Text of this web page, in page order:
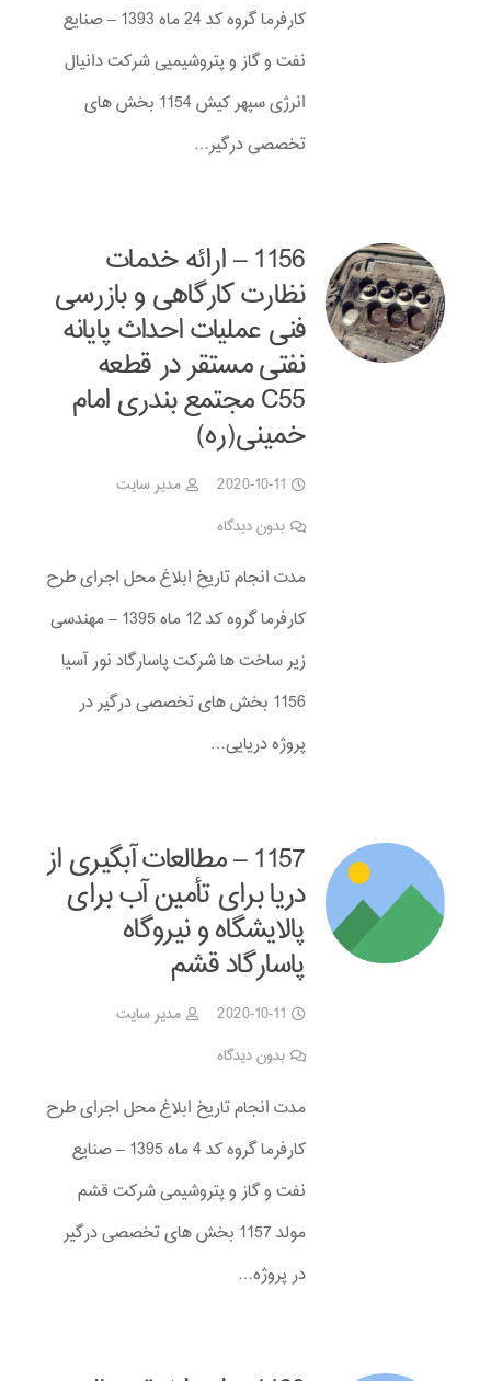
کارفرما گروه کد 24 ماه 1393 – صنایع
نفت و گاز و پتروشیمیی شرکت دانیال
انرژی سپهر کیش 1154 بخش های
تخصصی درگیر…
1156 – ارائه خدمات
نظارت کارگاهی و بازرسی
فنی عملیات احداث پایانه
نفتی مستقر در قطعه
C55 مجتمع بندری امام
خمینی(ره)
2020-10-11
مدیر سایت
بدون دیدگاه
مدت انجام تاریخ ابلاغ محل اجرای طرح
کارفرما گروه کد 12 ماه 1395 – مهندسی
زیر ساخت ها شرکت پاسارگاد نور آسیا
1156 بخش های تخصصی درگیر در
پروژه دریایی…
1157 – مطالعات آبگیری از
دریا برای تأمین آب برای
پالایشگاه و نیروگاه
پاسارگاد قشم
2020-10-11
مدیر سایت
بدون دیدگاه
مدت انجام تاریخ ابلاغ محل اجرای طرح
کارفرما گروه کد 4 ماه 1395 – صنایع
نفت و گاز و پتروشیمی شرکت قشم
مولد 1157 بخش های تخصصی درگیر
در پروژه…